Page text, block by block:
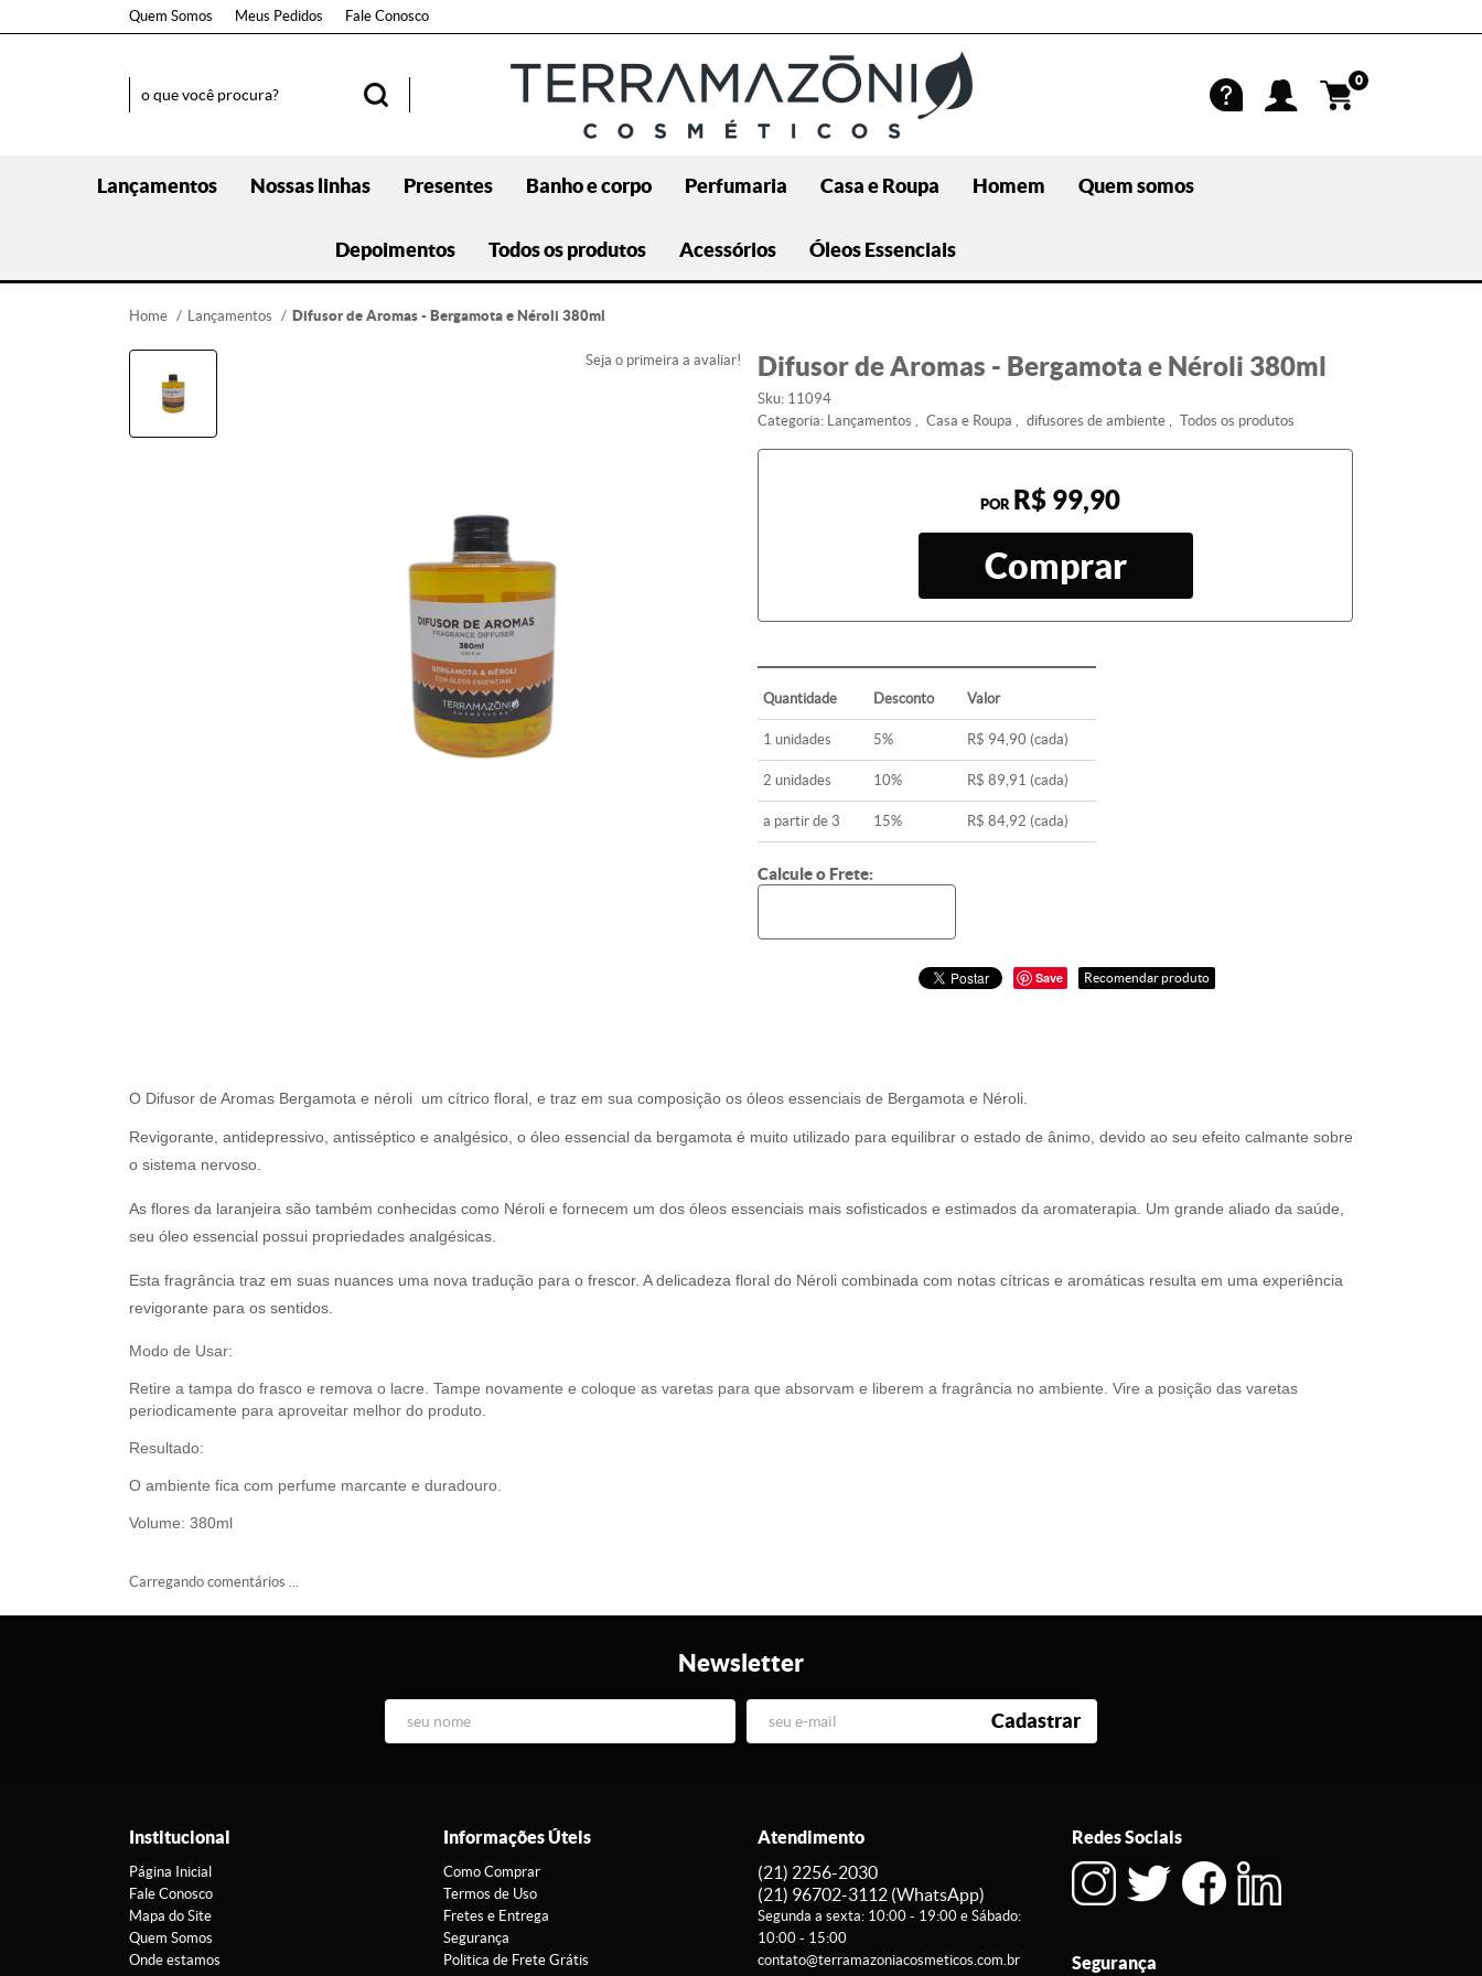
Quem Somos Meus Pedidos Fale Conosco
0
Lançamentos Nossas linhas Presentes Banho e corpo Perfumaria Casa e Roupa Homem Quem somos
Depoimentos Todos os produtos Acessórios Óleos Essenciais
Home Lançamentos Difusor de Aromas - Bergamota e Néroli 380ml
Seja o primeira a avaliar! Difusor de Aromas - Bergamota e Néroli 380ml
Sku: 11094
Categoria: Lançamentos Casa e Roupa difusores de ambiente Todos os produtos
POR R$ 99,90
Comprar
Quantidade Desconto Valor
1 unidades 5% R$ 94,90 (cada)
2 unidades 10% R$ 89,91 (cada)
a partir de 3 15% R$ 84,92 (cada)
Calcule o Frete:
Save Recomendar produto
O Difusor de Aromas Bergamota e néroli um cítrico floral, e traz em sua composição os óleos essenciais de Bergamota e Néroli.
Revigorante, antidepressivo, antisséptico e analgésico, o óleo essencial da bergamota é muito utilizado para equilibrar o estado de ânimo, devido ao seu efeito calmante sobre
o sistema nervoso.
As flores da laranjeira são também conhecidas como Néroli e fornecem um dos óleos essenciais mais sofisticados e estimados da aromaterapia. Um grande aliado da saúde,
seu óleo essencial possui propriedades analgésicas.
Esta fragrância traz em suas nuances uma nova tradução para o frescor. A delicadeza floral do Néroli combinada com notas cítricas e aromáticas resulta em uma experiência
revigorante para os sentidos.
Modo de Usar:
Retire a tampa do frasco e remova o lacre. Tampe novamente e coloque as varetas para que absorvam e liberem a fragrância no ambiente. Vire a posição das varetas
periodicamente para aproveitar melhor do produto.
Resultado:
O ambiente fica com perfume marcante e duradouro.
Volume: 380ml
Carregando comentários ...
Newsletter
Cadastrar
Institucional
Página Inicial
Fale Conosco
Mapa do Site
Quem Somos
Onde estamos
Informações Úteis
Como Comprar
Termos de Uso
Fretes e Entrega
Segurança
Politica de Frete Grátis
Atendimento
(21) 2256-2030
(21) 96702-3112 (WhatsApp)
Segunda a sexta: 10:00 - 19:00 e Sábado:
10:00 - 15:00
contato@terramazoniacosmeticos.com.br
Redes Sociais
Segurança